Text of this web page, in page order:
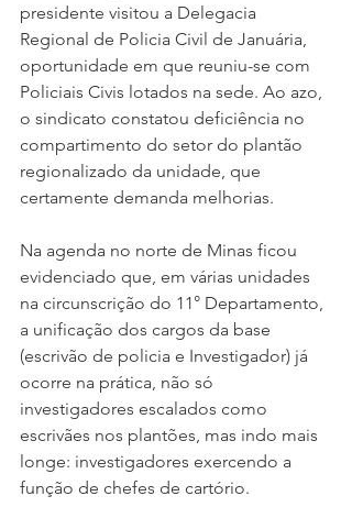
presidente visitou a Delegacia
Regional de Policia Civil de Januária,
oportunidade em que reuniu-se com
Policiais Civis lotados na sede. Ao azo,
o sindicato constatou deficiência no
compartimento do setor do plantão
regionalizado da unidade, que
certamente demanda melhorias.
Na agenda no norte de Minas ficou
evidenciado que, em várias unidades
na circunscrição do 11° Departamento,
a unificação dos cargos da base
(escrivão de policia e Investigador) já
ocorre na prática, não só
investigadores escalados como
escrivães nos plantões, mas indo mais
longe: investigadores exercendo a
função de chefes de cartório.